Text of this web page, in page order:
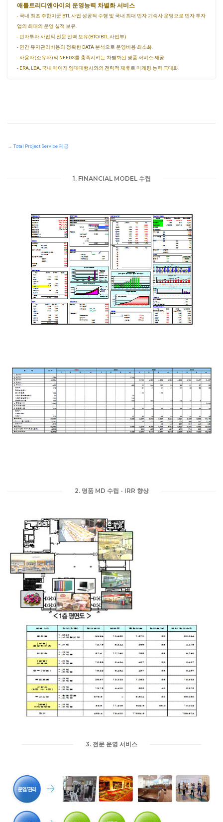
애틀트리디앤아이의 운영능력 차별화 서비스
- 국내 최초 주한미군 BTL 사업 성공적 수행 및 국내 최대 민자 기숙사 운영으로 민자 투자
업의 최대의 운영 실적 보유.
- 민자투자 사업의 전문 인력 보유(BTO/BTL 사업부)
- 연간 유지관리비용의 정확한 DATA 분석으로 운영비용 최소화.
- 사용자(소유자)의 NEEDS를 충족시키는 차별화된 명품 서비스 제공.
- ERA, LBA, 국내 메이저 임대대행사와의 전략적 제휴로 마케팅 능력 극대화.
→ Total Project Service 제공
1. FINANCIAL MODEL 수립
2. 명품 MD 수립 - IRR 향상
3. 전문 운영 서비스